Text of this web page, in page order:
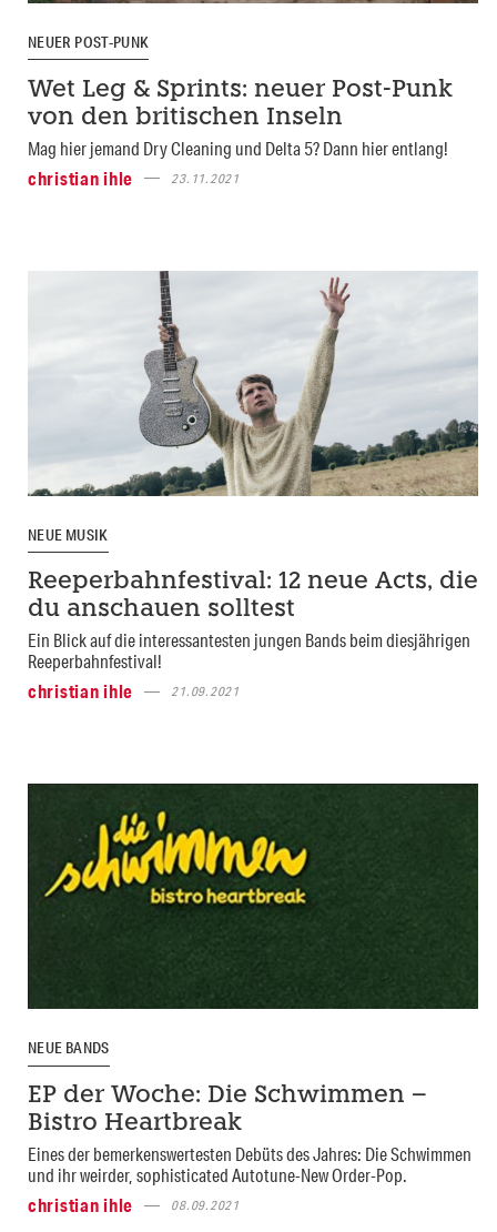
NEUER POST-PUNK
Wet Leg & Sprints: neuer Post-Punk
von den britischen Inseln
Mag hier jemand Dry Cleaning und Delta 5? Dann hier entlang!
christian ihle
23.11.2021
NEUE MUSIK
Reeperbahnfestival: 12 neue Acts, die
du anschauen solltest
Ein Blick auf die interessantesten jungen Bands beim diesjährigen
Reeperbahnfestival!
christian ihle
21.09.2021
NEUE BANDS
EP der Woche: Die Schwimmen –
Bistro Heartbreak
Eines der bemerkenswertesten Debüts des Jahres: Die Schwimmen
und ihr weirder, sophisticated Autotune-New Order-Pop.
christian ihle
08.09.2021